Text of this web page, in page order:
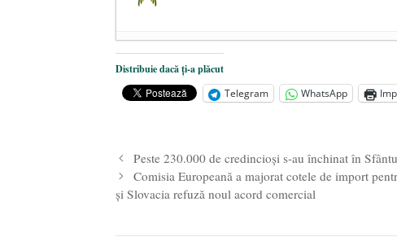
Dezvăluiri cutremurătoare despre
Statul care servește Națiunea - 21
Legea Vexler produce efecte. Bustul
Distribuie dacă ți-a plăcut
Telegram
WhatsApp
Peste 230.000 de credincioși s-au închinat în
Comisia Europeană a majorat cotele de import
și Slovacia refuză noul acord comercial